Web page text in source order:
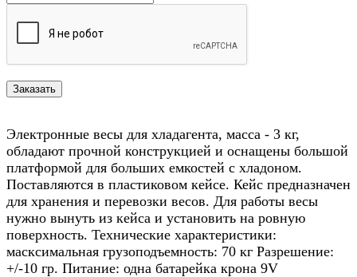
Электронные весы для хладагента, масса - 3 кг,
обладают прочной конструкцией и оснащены большой
платформой для больших емкостей с хладоном.
Поставляются в пластиковом кейсе. Кейс предназначен
для хранения и перевозки весов. Для работы весы
нужно вынуть из кейса и установить на ровную
поверхность. Технические характеристики:
масксимальная грузоподъемность: 70 кг Разрешение:
+/-10 гр. Питание: одна батарейка крона 9V